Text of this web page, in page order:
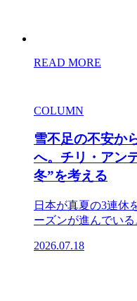
READ MORE
COLUMN
雪不足の不安か
へ。チリ・アン
冬”を考える
日本が真夏の3連休
ーズンが進んでい
2026.07.18